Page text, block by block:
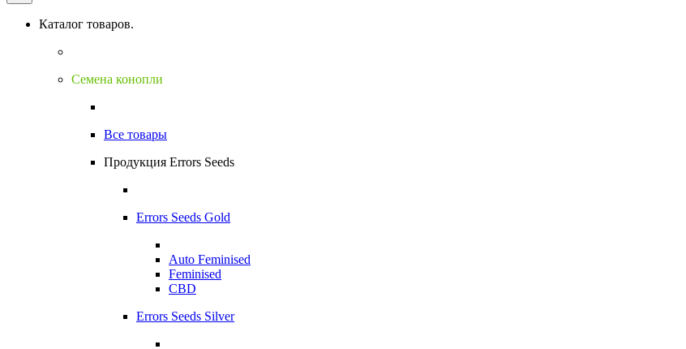
Каталог товаров.
Семена конопли
Все товары
Продукция Errors Seeds
Errors Seeds Gold
Auto Feminised
Feminised
CBD
Errors Seeds Silver